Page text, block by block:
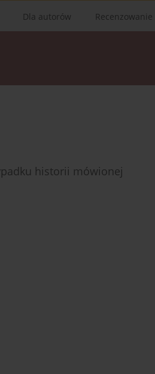
Dla autorów Recenzowanie
historii mówionej